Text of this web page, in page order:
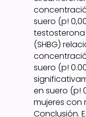
suero (p!
(SHBG)
suero (p!
en suero (p!
mujeres con
Conclusión.